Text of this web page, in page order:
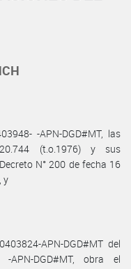
-APN-DGD#MT, las
(t.o.1976) y sus
N° 200 de fecha 16
y
APN-DGD#MT del
-APN-DGD#MT, obra el